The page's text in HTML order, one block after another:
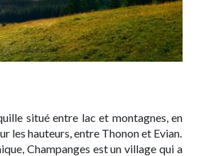
situé entre lac et montagnes, en
les hauteurs, entre Thonon et Evian.
Champanges est un village qui a